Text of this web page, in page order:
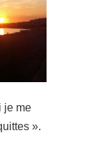
je me
».